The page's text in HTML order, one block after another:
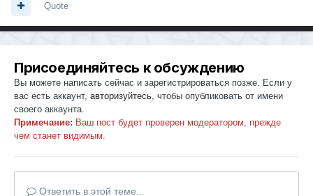
Quote
Присоединяйтесь к обсуждению
Вы можете написать сейчас и зарегистрироваться позже. Если у
вас есть аккаунт, авторизуйтесь, чтобы опубликовать от имени
своего аккаунта.
Примечание: Ваш пост будет проверен модератором, прежде
чем станет видимым.
Ответить в этой теме...